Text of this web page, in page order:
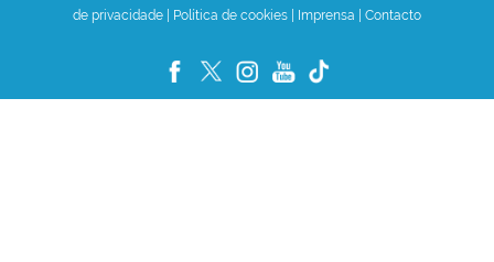
de privacidade Política de cookies Imprensa Contacto